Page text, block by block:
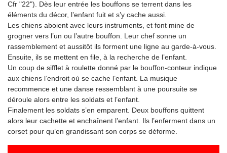
Cfr "22"). Dès leur entrée les bouffons se terrent dans les
éléments du décor, l’enfant fuit et s’y cache aussi.
Les chiens aboient avec leurs instruments, et font mine de
grogner vers l’un ou l’autre bouffon. Leur chef sonne un
rassemblement et aussitôt ils forment une ligne au garde-à-vous.
Ensuite, ils se mettent en file, à la recherche de l’enfant.
Un coup de sifflet à roulette donné par le bouffon-conteur indique
aux chiens l’endroit où se cache l’enfant. La musique
recommence et une danse ressemblant à une poursuite se
déroule alors entre les soldats et l’enfant.
Finalement les soldats s’en emparent. Deux bouffons quittent
alors leur cachette et enchaînent l’enfant. Ils l’enferment dans un
corset pour qu’en grandissant son corps se déforme.